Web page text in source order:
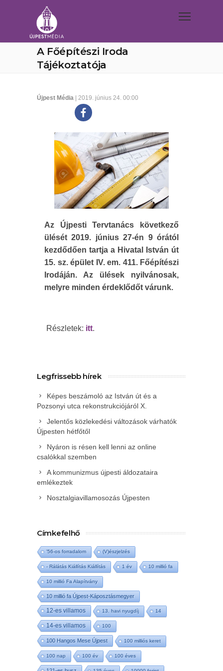
A Főépítészi Iroda
Tájékoztatója
Újpest Média | 2019. június 24. 00:00
Az Újpesti Tervtanács következő
ülését2019. június 27-én 9 órától
kezdődően tartja a Hivatal István út
15. sz. épület IV. em. 411. Főépítészi
Irodáján. Az ülések nyilvánosak,
melyre minden érdeklődőt várunk.
Részletek: itt.
Legfrissebb hírek
Képes beszámoló az István út és a
Pozsonyi utca rekonstrukciójáról X.
Jelentős közlekedési változások várhatók
Újpesten hétfőtől
Nyáron is résen kell lenni az online
csalókkal szemben
A kommunizmus újpesti áldozataira
emlékeztek
Nosztalgiavillamosozás Újpesten
Címkefelhő
'56-os forradalom (V)észjelzés
- Rálátás Kiállítás Kiállítás 1 év 10 millió fa
10 millió Fa Alapítvány
10 millió fa Újpest-Káposztásmegyer
12-es villamos 13. havi nyugdíj 14
14-es villamos 100
100 Hangos Mese Újpest 100 milliós keret
100 nap 100 év 100 éves